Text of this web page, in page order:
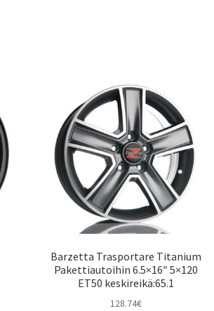
Barzetta Trasportare Titanium
Pakettiautoihin 6.5×16″ 5×120
ET50 keskireikä:65.1
128.74€